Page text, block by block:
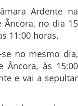
Ardente na
Âncora, no dia 15
11:00 horas.
no mesmo dia,
Âncora, às 15:00
e vai a sepultar